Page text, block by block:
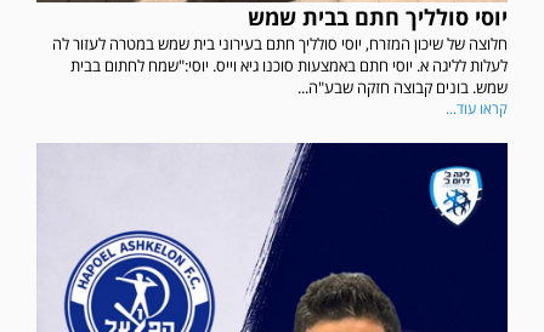
יוסי סולליך חתם בבית שמש
חלוצה של שיכון המזרח, יוסי סולליך חתם בעירוני בית שמש במטרה לעזור לה
לעלות לליגה א. יוסי חתם באמצעות סוכנו גיא וייס. יוסי:"שמח לחתום בבית
שמש. בונים קבוצה חזקה שבע"ה...
קראו עוד...